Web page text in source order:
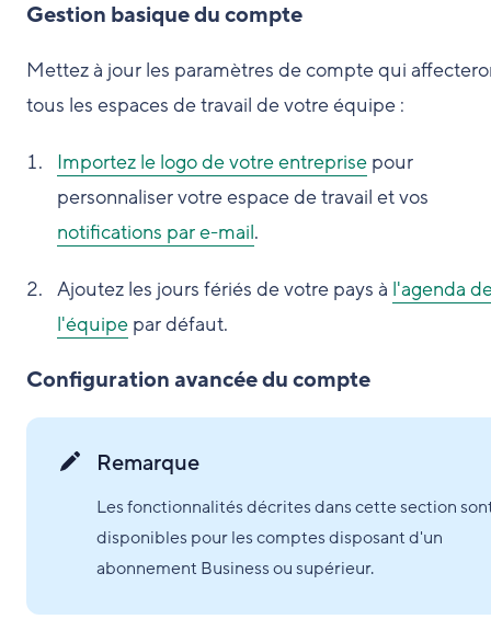
Gestion basique du compte
Mettez à jour les paramètres de compte qui
tous les espaces de travail de votre équipe :
Importez le logo de votre entreprise pour
personnaliser votre espace de travail et vos
notifications par e-mail.
Ajoutez les jours fériés de votre pays à l'agenda
l'équipe par défaut.
Configuration avancée du compte
Remarque
Les fonctionnalités décrites dans cette section
disponibles pour les comptes disposant d'un
abonnement Business ou supérieur.